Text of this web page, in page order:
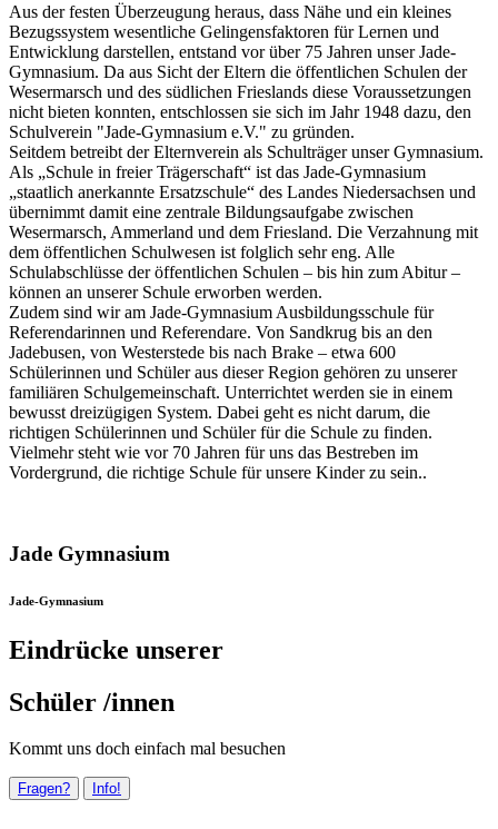
Aus der festen Überzeugung heraus, dass Nähe und ein kleines
Bezugssystem wesentliche Gelingensfaktoren für Lernen und
Entwicklung darstellen, entstand vor über 75 Jahren unser Jade-
Gymnasium. Da aus Sicht der Eltern die öffentlichen Schulen der
Wesermarsch und des südlichen Frieslands diese Voraussetzungen
nicht bieten konnten, entschlossen sie sich im Jahr 1948 dazu, den
Schulverein "Jade-Gymnasium e.V." zu gründen.
Seitdem betreibt der Elternverein als Schulträger unser Gymnasium.
Als „Schule in freier Trägerschaft“ ist das Jade-Gymnasium
„staatlich anerkannte Ersatzschule“ des Landes Niedersachsen und
übernimmt damit eine zentrale Bildungsaufgabe zwischen
Wesermarsch, Ammerland und dem Friesland. Die Verzahnung mit
dem öffentlichen Schulwesen ist folglich sehr eng. Alle
Schulabschlüsse der öffentlichen Schulen – bis hin zum Abitur –
können an unserer Schule erworben werden.
Zudem sind wir am Jade-Gymnasium Ausbildungsschule für
Referendarinnen und Referendare. Von Sandkrug bis an den
Jadebusen, von Westerstede bis nach Brake – etwa 600
Schülerinnen und Schüler aus dieser Region gehören zu unserer
familiären Schulgemeinschaft. Unterrichtet werden sie in einem
bewusst dreizügigen System. Dabei geht es nicht darum, die
richtigen Schülerinnen und Schüler für die Schule zu finden.
Vielmehr steht wie vor 70 Jahren für uns das Bestreben im
Vordergrund, die richtige Schule für unsere Kinder zu sein..
Jade Gymnasium
Jade-Gymnasium
Eindrücke unserer
Schüler /innen
Kommt uns doch einfach mal besuchen
Fragen? Info!